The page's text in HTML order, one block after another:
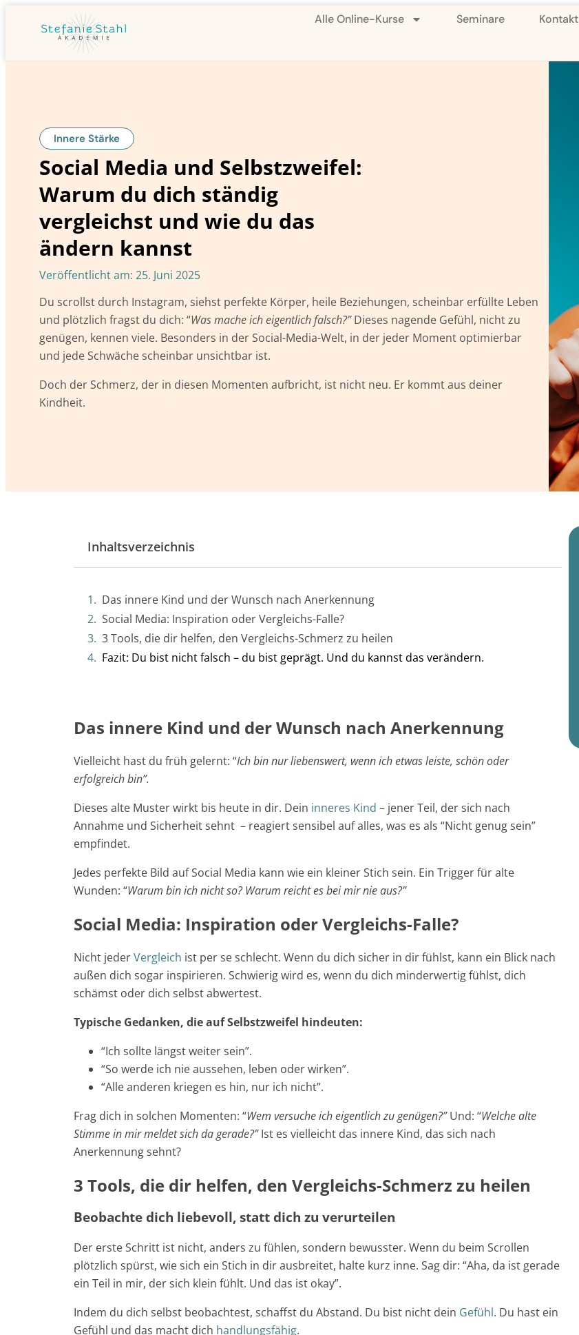
Alle Online-Kurse Seminare Kontakt
Innere Stärke
Social Media und Selbstzweifel:
Warum du dich ständig
vergleichst und wie du das
ändern kannst
Veröffentlicht am: 25. Juni 2025
Du scrollst durch Instagram, siehst perfekte Körper, heile Beziehungen, scheinbar erfüllte Leben
und plötzlich fragst du dich: “Was mache ich eigentlich falsch?”Dieses nagende Gefühl, nicht zu
genügen, kennen viele. Besonders in der Social-Media-Welt, in der jeder Moment optimierbar
und jede Schwäche scheinbar unsichtbar ist.
Doch der Schmerz, der in diesen Momenten aufbricht, ist nicht neu. Er kommt aus deiner
Kindheit.
Inhaltsverzeichnis
Das innere Kind und der Wunsch nach Anerkennung
Social Media: Inspiration oder Vergleichs-Falle?
3 Tools, die dir helfen, den Vergleichs-Schmerz zu heilen
Fazit: Du bist nicht falsch – du bist geprägt. Und du kannst das verändern.
Das innere Kind und der Wunsch nach Anerkennung
Vielleicht hast du früh gelernt: “Ich bin nur liebenswert, wenn ich etwas leiste, schön oder
erfolgreich bin”.
Dieses alte Muster wirkt bis heute in dir. Dein inneres Kind – jener Teil, der sich nach
Annahme und Sicherheit sehnt – reagiert sensibel auf alles, was es als “Nicht genug sein”
empfindet.
Jedes perfekte Bild auf Social Media kann wie ein kleiner Stich sein. Ein Trigger für alte
Wunden: “Warum bin ich nicht so? Warum reicht es bei mir nie aus?”
Social Media: Inspiration oder Vergleichs-Falle?
Nicht jederVergleich ist per se schlecht. Wenn du dich sicher in dir fühlst, kann ein Blick nach
außen dich sogar inspirieren. Schwierig wird es, wenn du dich minderwertig fühlst, dich
schämst oder dich selbst abwertest.
Typische Gedanken, die auf Selbstzweifel hindeuten:
“Ich sollte längst weiter sein”.
“So werde ich nie aussehen, leben oder wirken”.
“Alle anderen kriegen es hin, nur ich nicht”.
Frag dich in solchen Momenten: “Wem versuche ich eigentlich zu genügen?”Und: “Welche alte
Stimme in mir meldet sich da gerade?”Ist es vielleicht das innere Kind, das sich nach
Anerkennung sehnt?
3 Tools, die dir helfen, den Vergleichs-Schmerz zu heilen
Beobachte dich liebevoll, statt dich zu verurteilen
Der erste Schritt ist nicht, anders zu fühlen, sondern bewusster. Wenn du beim Scrollen
plötzlich spürst, wie sich ein Stich in dir ausbreitet, halte kurz inne. Sag dir: “Aha, da ist gerade
ein Teil in mir, der sich klein fühlt. Und das ist okay”.
Indem du dich selbst beobachtest, schaffst du Abstand. Du bist nicht dein Gefühl. Du hast ein
Gefühl und das macht dich handlungsfähig.